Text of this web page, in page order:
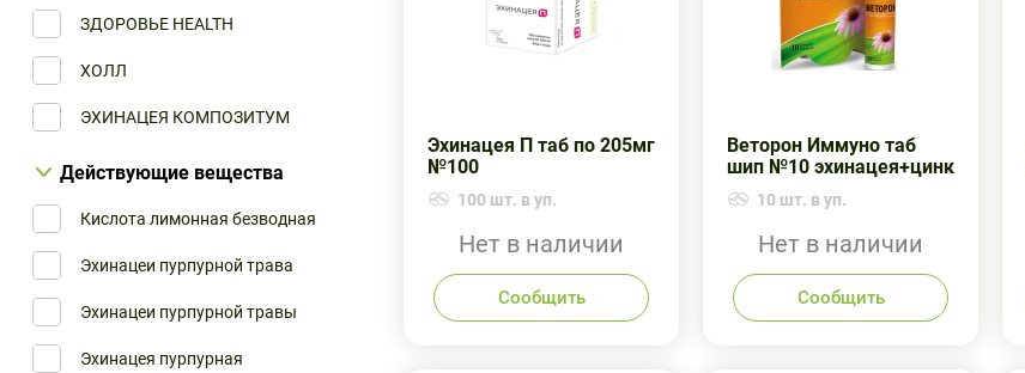
Бэгриф ООО
Вилар ПЭЗ ГУП
Вифитех ЗАО
Здоровье Фирма
Паком Рус
Парафарм
Русфик (остальное)
Тульская Фармацевтическая Фабр...
ЗДОРОВЬЕ HEALTH
ХОЛЛ
ЭХИНАЦЕЯ КОМПОЗИТУМ
Действующие вещества
Кислота лимонная безводная
Эхинацеи пурпурной трава
Эхинацеи пурпурной травы
Эхинацея пурпурная
Эхинацея П таб по 205мг
№100
100 шт. в уп.
Нет в наличии
Сообщить
Веторон Иммуно таб
шип №10 эхинацея+цинк
10 шт. в уп.
Нет в наличии
Сообщить